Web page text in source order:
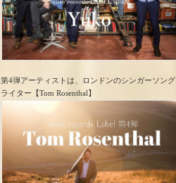
第4弾アーティストは、ロンドンのシンガーソング
ライター【Tom Rosenthal】